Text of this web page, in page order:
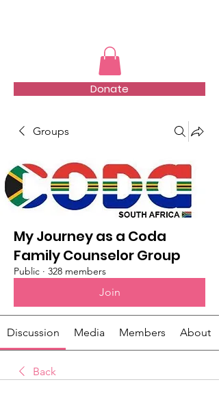
Donate
Groups
My Journey as a Coda
Family Counselor Group
Public · 328 members
Join
Discussion Media Members About
Back